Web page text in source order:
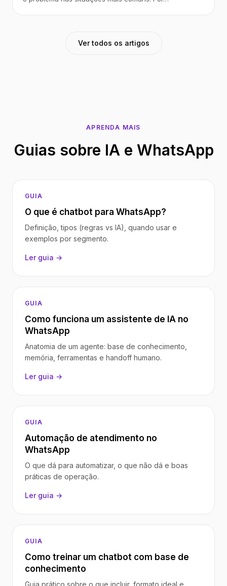
Ver todos os artigos
APRENDA MAIS
Guias sobre IA e WhatsApp
GUIA
O que é chatbot para WhatsApp?
Definição, tipos (regras vs IA), quando usar e
exemplos por segmento.
Ler guia →
GUIA
Como funciona um assistente de IA no
WhatsApp
Anatomia de um agente: base de conhecimento,
memória, ferramentas e handoff humano.
Ler guia →
GUIA
Automação de atendimento no
WhatsApp
O que dá para automatizar, o que não dá e boas
práticas de operação.
Ler guia →
GUIA
Como treinar um chatbot com base de
conhecimento
Guia prático sobre o que incluir, formato ideal e